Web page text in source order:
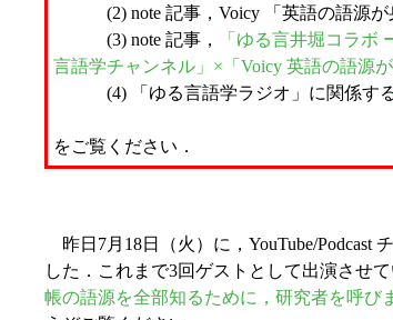
(2) note 記事，Voicy 「英語の語源が
(3) note 記事，
「ゆる言井堀コラボ
言語学チャンネル」×「Voicy 英語の語源
(4) 「ゆる言語学ラジオ」に関係す
をご覧ください．
昨日7月18日（火）に，YouTube/Podcast
した．これまで3回ゲストとして出演させ
帳の語源を全部知るために，研究者を呼び